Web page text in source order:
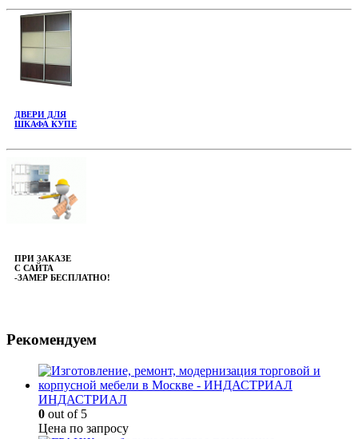
ДВЕРИ ДЛЯ
ШКАФА КУПЕ
ПРИ ЗАКАЗЕ
С САЙТА
-ЗАМЕР БЕСПЛАТНО!
Рекомендуем
ИНДАСТРИАЛ
0 out of 5
Цена по запросу